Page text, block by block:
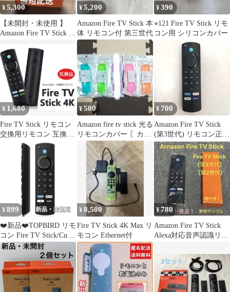
¥5,300
【未開封・未使用 】
Amazon Fire TV Stick 第
¥5,200
Amazon Fire TV Stick 本
体 リモコン付 第三世代
¥390
⭐︎121 Fire TV Stick リモ
コン用 シリコンカバー
¥ 1,680
Fire TV Stick リモコン
交換用リモコン 互換品
テレビスティック ファ
イヤースティックリモ
コン ファイヤースティ
ックtv Alexa 4K
L5B83G
¥500
Amazon fire tv stick 光る
リモコンカバー 〖カラ
ー指定可能〗
¥700
Amazon Fire TV Stick
(第3世代) リモコン正規
品ジャンク品
¥ 899
❤️新品❤️TOPBIRD リモ
コン Fire TV Stick/Cube
対応
¥8,500
Fire TV Stick 4K Max リ
モコン Ethernet付
¥780
Amazon Fire TV Stick
Alexa対応音声認識リモ